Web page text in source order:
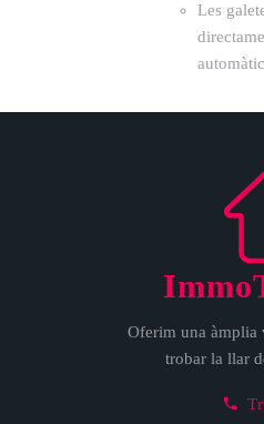
Les
Oferim una àmplia
trobar la llar